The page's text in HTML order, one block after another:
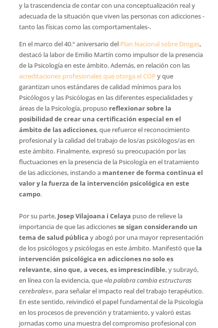
y la trascendencia de contar con una conceptualización real y
adecuada de la situación que viven las personas con adicciones -
tanto las físicas como las comportamentales-.
En el marco del 40.º aniversario del Plan Nacional sobre Drogas,
destacó la labor de Emilio Martín como impulsor de la presencia
de la Psicología en este ámbito. Además, en relación con las
acreditaciones profesionales que otorga el COPy que
garantizan unos estándares de calidad mínimos para los
Psicólogos y las Psicólogas en las diferentes especialidades y
áreas de la Psicología, propuso reflexionar sobre la
posibilidad de crear una certificación especial en el
ámbito de las adicciones, que refuerce el reconocimiento
profesional y la calidad del trabajo de los/as psicólogos/as en
este ámbito. Finalmente, expresó su preocupación por las
fluctuaciones en la presencia de la Psicología en el tratamiento
de las adicciones, instando a mantener de forma continua el
valor y la fuerza de la intervención psicológica en este
campo.
Por su parte, Josep Vilajoana i Celaya puso de relieve la
importancia de que las adiccionesse sigan considerando un
tema de salud pública y abogó por una mayor representación
de los psicólogos y psicólogas en este ámbito. Manifestó que la
intervención psicológica en adicciones no solo es
relevante, sino que, a veces, es imprescindible, y subrayó,
en línea con la evidencia, que«la palabra cambia estructuras
cerebrales«, para señalar el impacto real del trabajo terapéutico.
En este sentido, reivindicó el papel fundamental de la Psicología
en los procesos de prevención y tratamiento, y valoró estas
jornadas como una muestra del compromiso profesional con